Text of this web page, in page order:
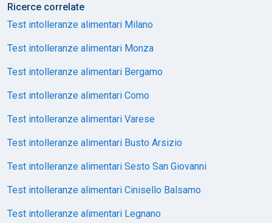
Ricerce correlate
Test intolleranze alimentari Milano
Test intolleranze alimentari Monza
Test intolleranze alimentari Bergamo
Test intolleranze alimentari Como
Test intolleranze alimentari Varese
Test intolleranze alimentari Busto Arsizio
Test intolleranze alimentari Sesto San Giovanni
Test intolleranze alimentari Cinisello Balsamo
Test intolleranze alimentari Legnano